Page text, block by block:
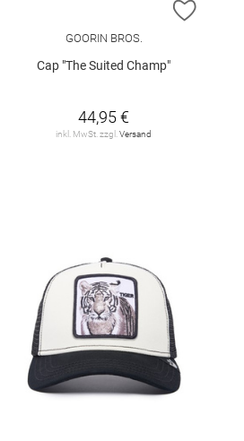
ZUR
GOORIN BROS.
Cap "The Suited Champ"
44,95 €
inkl. MwSt. zzgl.Versand